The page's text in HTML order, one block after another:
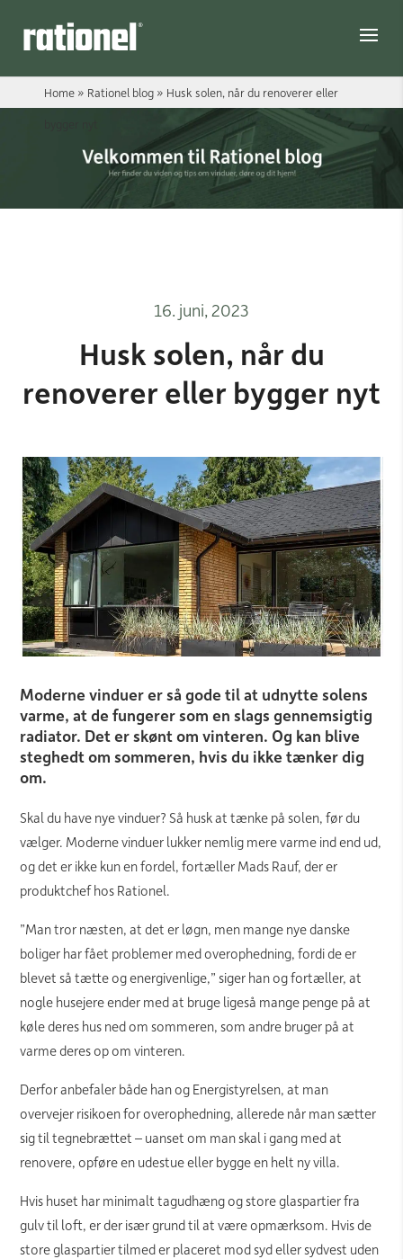
Home » Rationel blog » Husk solen, når du renoverer eller
16. juni, 2023
Husk solen, når du
renoverer eller bygger nyt
Moderne vinduer er så gode til at udnytte solens
varme, at de fungerer som en slags gennemsigtig
radiator. Det er skønt om vinteren. Og kan blive
steghedt om sommeren, hvis du ikke tænker dig
om.
Skal du have nye vinduer? Så husk at tænke på solen, før du
vælger. Moderne vinduer lukker nemlig mere varme ind end ud,
og det er ikke kun en fordel, fortæller Mads Rauf, der er
produktchef hos Rationel.
”Man tror næsten, at det er løgn, men mange nye danske
boliger har fået problemer med overophedning, fordi de er
blevet så tætte og energivenlige,” siger han og fortæller, at
nogle husejere ender med at bruge ligeså mange penge på at
køle deres hus ned om sommeren, som andre bruger på at
varme deres op om vinteren.
Derfor anbefaler både han og Energistyrelsen, at man
overvejer risikoen for overophedning, allerede når man sætter
sig til tegnebrættet – uanset om man skal i gang med at
renovere, opføre en udestue eller bygge en helt ny villa.
Hvis huset har minimalt tagudhæng og store glaspartier fra
gulv til loft, er der især grund til at være opmærksom. Hvis de
store glaspartier tilmed er placeret mod syd eller sydvest uden